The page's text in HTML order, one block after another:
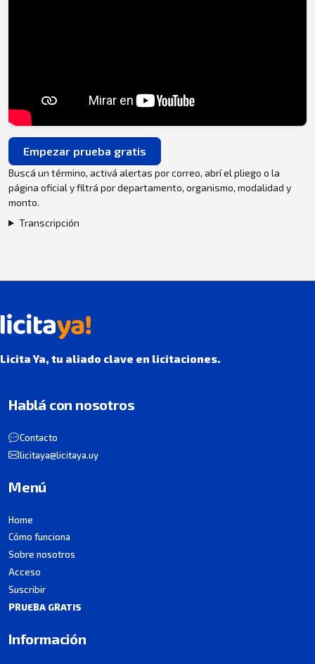
Empezar prueba gratis
Buscá un término, activá alertas por correo, abrí el pliego o la
página oficial y filtrá por departamento, organismo, modalidad y
monto.
Transcripción
Licita Ya, tu aliado clave en licitaciones.
Hablá con nosotros
Contacto
licitaya@licitaya.uy
Menú
Home
Cómo funciona
Sobre nosotros
Acceso
Suscribir
PRUEBA GRATIS
Información